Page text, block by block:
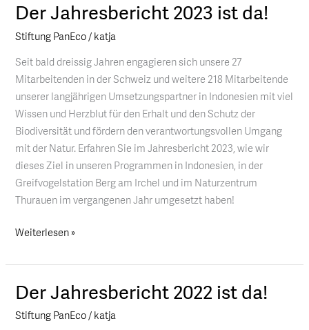
Der Jahresbericht 2023 ist da!
Stiftung PanEco/ katja
Seit bald dreissig Jahren engagieren sich unsere 27
Mitarbeitenden in der Schweiz und weitere 218 Mitarbeitende
unserer langjährigen Umsetzungspartner in Indonesien mit viel
Wissen und Herzblut für den Erhalt und den Schutz der
Biodiversität und fördern den verantwortungsvollen Umgang
mit der Natur. Erfahren Sie im Jahresbericht 2023, wie wir
dieses Ziel in unseren Programmen in Indonesien, in der
Greifvogelstation Berg am Irchel und im Naturzentrum
Thurauen im vergangenen Jahr umgesetzt haben!
Der
2023
ist
da!
Weiterlesen »
Der Jahresbericht 2022 ist da!
Stiftung PanEco/ katja
Der
2022